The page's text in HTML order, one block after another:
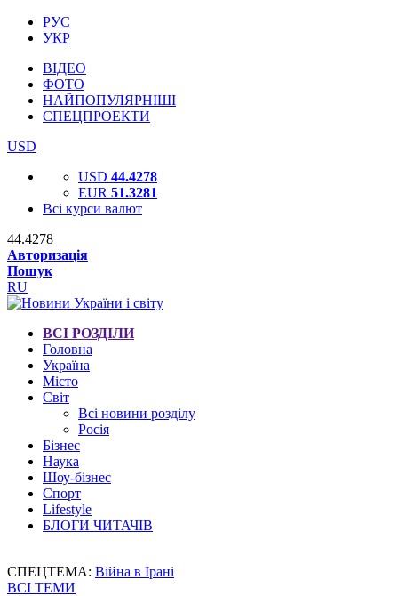
РУС
УКР
ВІДЕО
ФОТО
НАЙПОПУЛЯРНІШІ
СПЕЦПРОЕКТИ
USD
USD 44.4278
EUR 51.3281
Всі курси валют
44.4278
Авторизація
Пошук
RU
ВСІ РОЗДІЛИ
Головна
Україна
Місто
Світ
Всі новини розділу
Росія
Бізнес
Наука
Шоу-бізнес
Спорт
Lifestyle
БЛОГИ ЧИТАЧІВ
СПЕЦТЕМА: Війна в Ірані
ВСІ ТЕМИ